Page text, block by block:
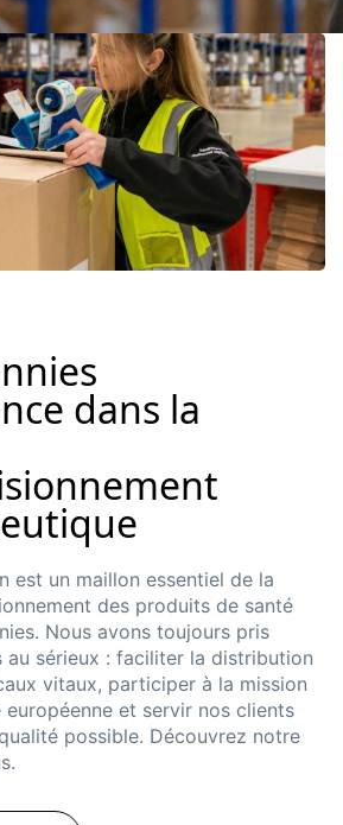
dans la
est un maillon essentiel de la
des produits de santé
Nous avons toujours pris
au sérieux : faciliter la distribution
vitaux, participer à la mission
européenne et servir nos clients
possible. Découvrez notre